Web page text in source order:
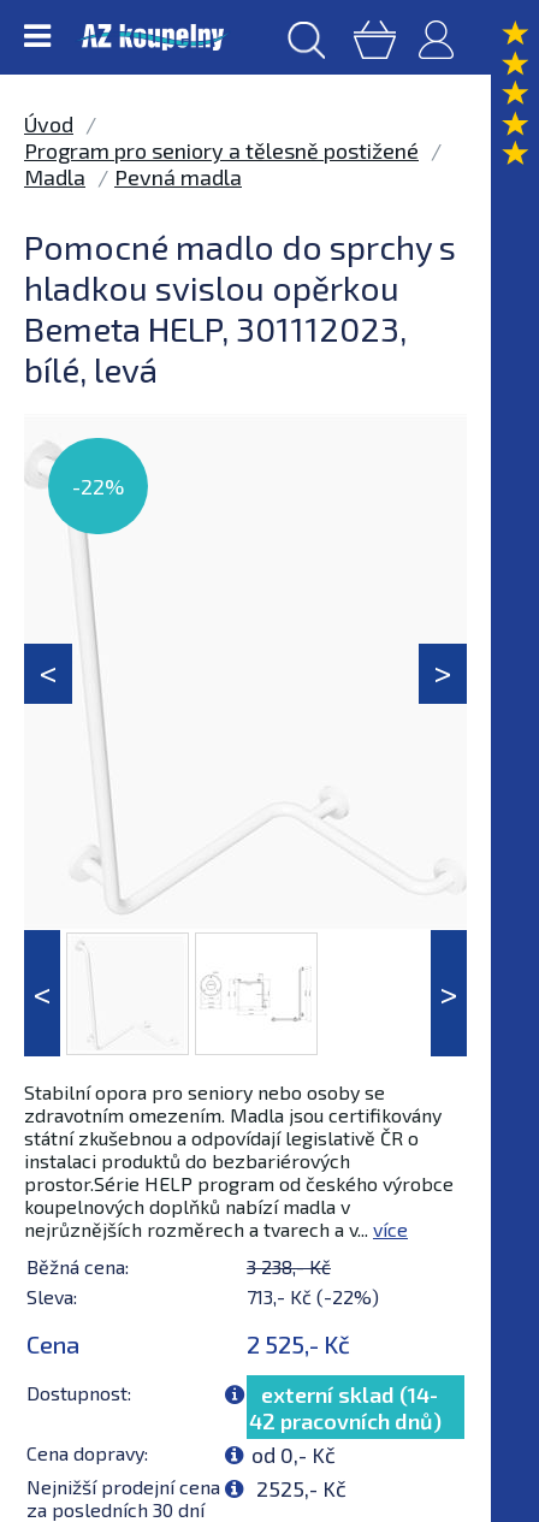
Úvod
Program pro seniory a tělesně postižené
Madla
Pevná madla
Pomocné madlo do sprchy s
hladkou svislou opěrkou
Bemeta HELP, 301112023,
bílé, levá
-22%
Stabilní opora pro seniory nebo osoby se
zdravotním omezením. Madla jsou certifikovány
státní zkušebnou a odpovídají legislativě ČR o
instalaci produktů do bezbariérových
prostor.Série HELP program od českého výrobce
koupelnových doplňků nabízí madla v
nejrůznějších rozměrech a tvarech a v... více
Běžná cena:
3 238,- Kč
Sleva:
713,- Kč (-22%)
Cena 2 525,- Kč
Dostupnost:
externí sklad (14-
42 pracovních dnů)
Cena dopravy: od 0,- Kč
Nejnižší prodejní cena
za posledních 30 dní
2525,- Kč